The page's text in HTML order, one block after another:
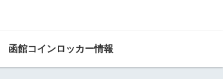
函館コインロッカー情報